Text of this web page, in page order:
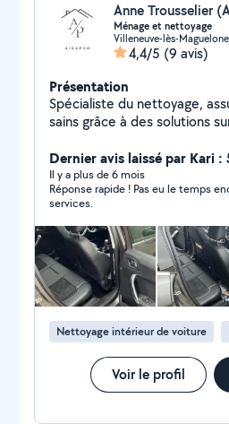
Anne Trousselier
Ménage et nettoyage
Villeneuve-lès-
4,4/5 (9 avis)
Présentation
Spécialiste du nettoyage,
sains grâce à des solutions
Dernier avis laissé par Kari :
Il y a plus de 6 mois
Réponse rapide ! Pas eu le temps
services.
Nettoyage intérieur de voiture
Voir le profil